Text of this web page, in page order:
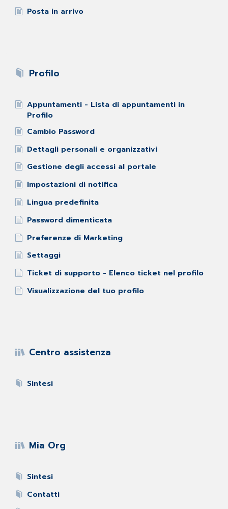
Posta in arrivo
Profilo
Appuntamenti - Lista di appuntamenti in
Profilo
Cambio Password
Dettagli personali e organizzativi
Gestione degli accessi al portale
Impostazioni di notifica
Lingua predefinita
Password dimenticata
Preferenze di Marketing
Settaggi
Ticket di supporto - Elenco ticket nel profilo
Visualizzazione del tuo profilo
Centro assistenza
Sintesi
Mia Org
Sintesi
Contatti